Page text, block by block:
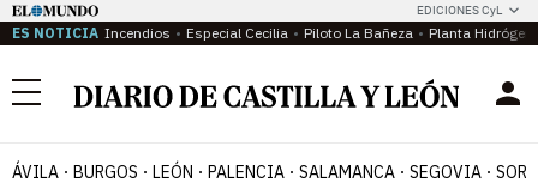
EDICIONES CyL
ES NOTICIA Incendios Especial Cecilia Piloto La Bañeza Planta
Menú
ÁVILA BURGOS LEÓN PALENCIA SALAMANCA SEGOVIA